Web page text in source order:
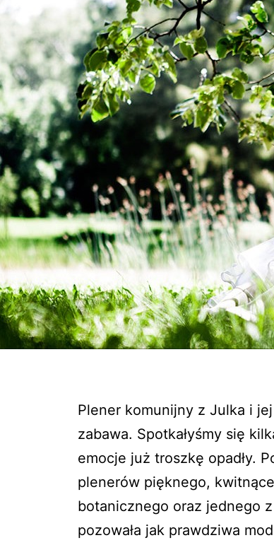
Plener komunijny z Julka i
zabawa. Spotkałyśmy się
emocje już troszkę opadły.
plenerów pięknego,
botanicznego oraz jednego
pozowała jak prawdziwa